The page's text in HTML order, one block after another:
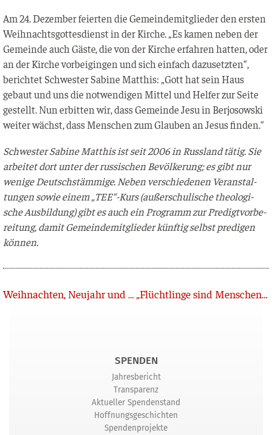
Am 24. Dezem­ber fei­er­ten die Gemein­de­mit­glie­der den ers­ten
Weih­nachts­got­tes­dienst in der Kir­che. „Es kamen neben der
Gemein­de auch Gäs­te, die von der Kir­che erfah­ren hat­ten, oder
an der Kir­che vor­bei­gin­gen und sich ein­fach dazu­setz­ten“,
berich­tet Schwes­ter Sabi­ne Mat­this: „Gott hat sein Haus
gebaut und uns die not­wen­di­gen Mit­tel und Hel­fer zur Sei­te
gestellt. Nun erbit­ten wir, dass Gemein­de Jesu in Ber­jo­sow­ski
wei­ter wächst, dass Men­schen zum Glau­ben an Jesus finden.“
Schwes­ter Sabi­ne Mat­this ist seit 2006 in Russ­land tätig. Sie
arbei­tet dort unter der rus­si­schen Bevöl­ke­rung; es gibt nur
weni­ge Deutsch­stäm­mi­ge. Neben ver­schie­de­nen Ver­an­stal­
tun­gen sowie einem „TEE“-Kurs (außer­schu­li­sche theo­lo­gi­
sche Aus­bil­dung) gibt es auch ein Pro­gramm zur Pre­digt­vor­be­
rei­tung, damit Gemein­de­mit­glie­der künf­tig selbst pre­di­gen
können.
Zurück Weihnachten, Neujahr und Lockdown der 3. „Flüchtlinge sind Menschen wie du und ich“
SPENDEN
Jahresbericht
Transparenz
Aktueller Spendenstand
Hoffnungsgeschichten
Spendenprojekte